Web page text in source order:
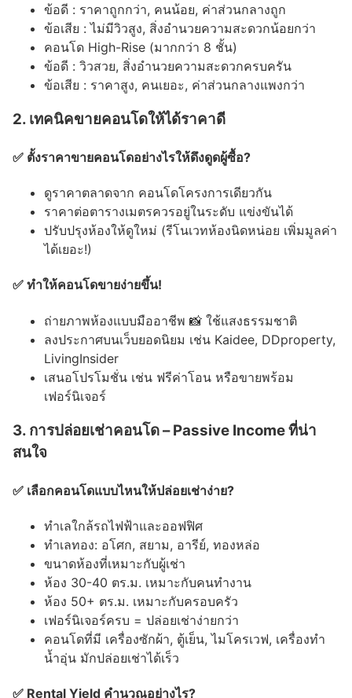
ข้อดี : ราคาถูกกว่า, คนน้อย, ค่าส่วนกลางถูก
ข้อเสีย : ไม่มีวิวสูง, สิ่งอำนวยความสะดวกน้อยกว่า
คอนโด High-Rise (มากกว่า 8 ชั้น)
ข้อดี : วิวสวย, สิ่งอำนวยความสะดวกครบครัน
ข้อเสีย : ราคาสูง, คนเยอะ, ค่าส่วนกลางแพงกว่า
2. เทคนิคขายคอนโดให้ได้ราคาดี
✅ ตั้งราคาขายคอนโดอย่างไรให้ดึงดูดผู้ซื้อ?
ดูราคาตลาดจาก คอนโดโครงการเดียวกัน
ราคาต่อตารางเมตรควรอยู่ในระดับ แข่งขันได้
ปรับปรุงห้องให้ดูใหม่ (รีโนเวทห้องนิดหน่อย เพิ่มมูลค่า
ได้เยอะ!)
✅ ทำให้คอนโดขายง่ายขึ้น!
ถ่ายภาพห้องแบบมืออาชีพ 📸 ใช้แสงธรรมชาติ
ลงประกาศบนเว็บยอดนิยม เช่น Kaidee, DDproperty,
LivingInsider
เสนอโปรโมชั่น เช่น ฟรีค่าโอน หรือขายพร้อม
เฟอร์นิเจอร์
3. การปล่อยเช่าคอนโด – Passive Income ที่น่า
สนใจ
✅ เลือกคอนโดแบบไหนให้ปล่อยเช่าง่าย?
ทำเลใกล้รถไฟฟ้าและออฟฟิศ
ทำเลทอง: อโศก, สยาม, อารีย์, ทองหล่อ
ขนาดห้องที่เหมาะกับผู้เช่า
ห้อง 30-40 ตร.ม. เหมาะกับคนทำงาน
ห้อง 50+ ตร.ม. เหมาะกับครอบครัว
เฟอร์นิเจอร์ครบ = ปล่อยเช่าง่ายกว่า
คอนโดที่มี เครื่องซักผ้า, ตู้เย็น, ไมโครเวฟ, เครื่องทำ
น้ำอุ่น มักปล่อยเช่าได้เร็ว
✅ Rental Yield คำนวณอย่างไร?